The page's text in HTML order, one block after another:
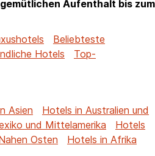
gemütlichen Aufenthalt bis zum
Beliebteste
Hotels
Top-
Asien
Hotels in Australien und
und Mittelamerika
Hotels
Osten Hotels in Afrika